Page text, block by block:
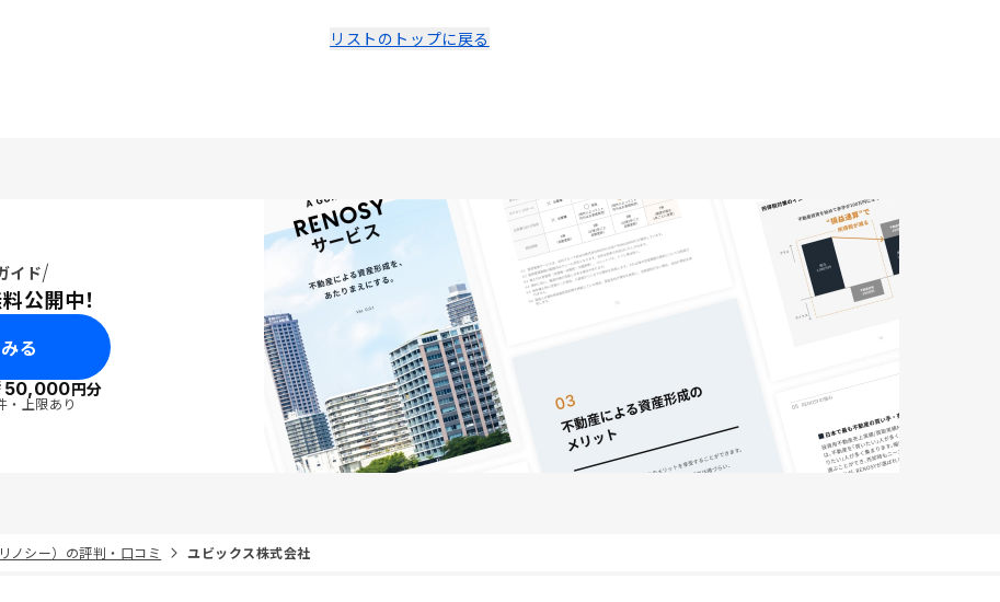
リストのトップに戻る
イド
公開中！
る
50,000円分
・上限あり
ノシー）の評判・口コミ ユビックス株式会社